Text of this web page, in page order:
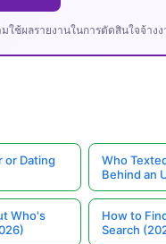
ช้ผลรายงานในการตัดสินใจจ้าง
or Dating
Who
Behind an
Who's
How to
Search